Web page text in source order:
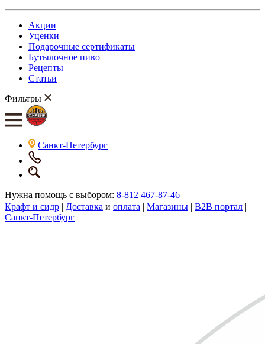
Акции
Уценки
Подарочные сертификаты
Бутылочное пиво
Рецепты
Статьи
Фильтры
Санкт-Петербург
Нужна помощь с выбором: 8-812 467-87-46
Крафт и сидр | Доставка и оплата | Магазины | B2B портал |
Санкт-Петербург